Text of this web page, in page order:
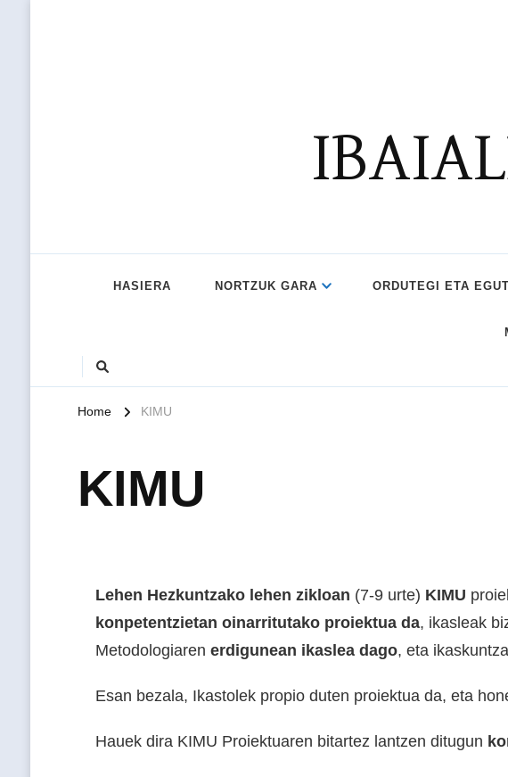
HASIERA NORTZUK GARA ORDUTEGI ETA
Home KIMU
KIMU
Lehen Hezkuntzako lehen zikloan (7-9 urte) KIMU
konpetentzietan oinarritutako proiektua da, ikasleak
Metodologiaren erdigunean ikaslea dago, eta
Esan bezala, Ikastolek propio duten proiektua da, eta
Hauek dira KIMU Proiektuaren bitartez lantzen ditugun